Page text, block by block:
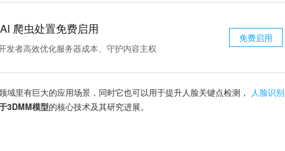
爬虫处置免费启用
发者高效优化服务器成本、守护内容主权
免费启用
里有巨大的应用场景，同时它也可以用于提升人脸关键点检测， 人脸识别
3DMM模型的核心技术及其研究进展。